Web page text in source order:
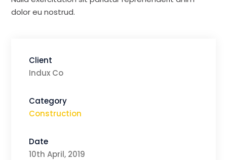
dolor eu nostrud.
Client
Indux Co
Category
Construction
Date
10th April, 2019